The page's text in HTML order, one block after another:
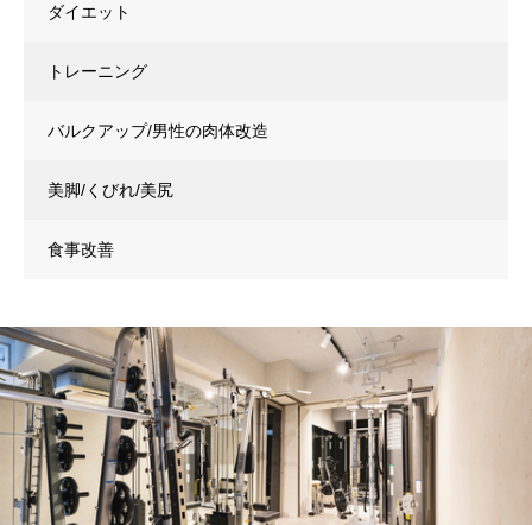
ダイエット
トレーニング
バルクアップ/男性の肉体改造
美脚/くびれ/美尻
食事改善